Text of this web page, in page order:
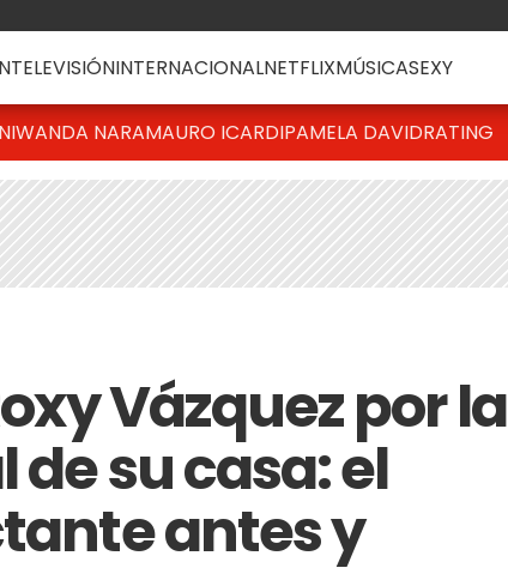
TELEVISIÓNINTERNACIONALNETFLIXMÚSICASEXY
WANDA NARAMAURO ICARDIPAMELA DAVIDRATING
Vázquez por la
su casa: el
antes y